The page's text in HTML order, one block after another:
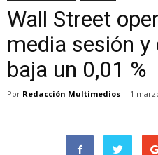
Wall Street
media sesión y
baja un 0,01 %
Por Redacción Multimedios - 1